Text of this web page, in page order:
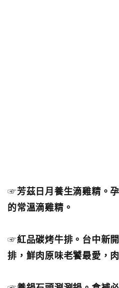
☞芳茲日月養生滴雞精。
的常溫滴雞精。
☞紅品碳烤牛排。台中新
排，鮮肉原味老饕最愛，